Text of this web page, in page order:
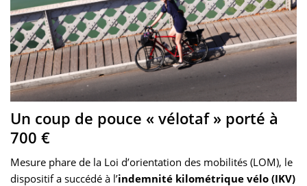
Un coup de pouce « vélotaf » porté à
700 €
Mesure phare de la Loi d’orientation des mobilités (LOM), le
dispositif a succédé à l’indemnité kilométrique vélo (IKV)